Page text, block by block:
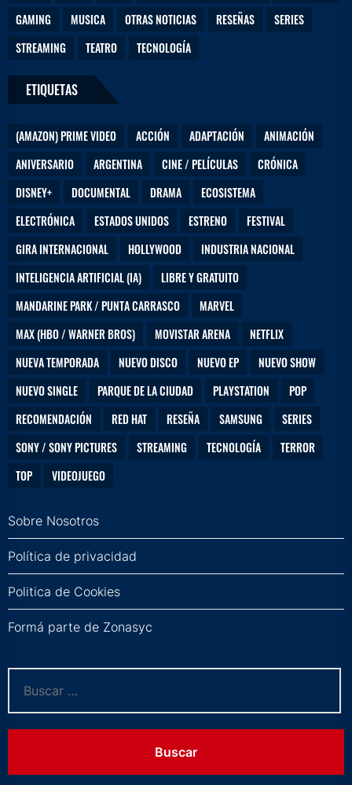
GAMING
MUSICA OTRAS NOTICIAS RESEÑAS
SERIES
STREAMING
TEATRO TECNOLOGÍA
ETIQUETAS
(AMAZON) PRIME VIDEO ACCIÓN ADAPTACIÓN
ANIMACIÓN
ANIVERSARIO
ARGENTINA CINE / PELÍCULAS
CRÓNICA
DISNEY+
DOCUMENTAL DRAMA
ECOSISTEMA
ELECTRÓNICA
ESTADOS UNIDOS ESTRENO
FESTIVAL
GIRA INTERNACIONAL
HOLLYWOOD
INDUSTRIA NACIONAL
INTELIGENCIA ARTIFICIAL (IA)
LIBRE Y GRATUITO
MANDARINE PARK / PUNTA CARRASCO
MARVEL
MAX (HBO / WARNER BROS)
MOVISTAR ARENA
NETFLIX
NUEVA TEMPORADA
NUEVO DISCO NUEVO EP
NUEVO SHOW
NUEVO SINGLE
PARQUE DE LA CIUDAD PLAYSTATION
POP
RECOMENDACIÓN
RED HAT RESEÑA SAMSUNG
SERIES
SONY / SONY PICTURES
STREAMING TECNOLOGÍA
TERROR
TOP
VIDEOJUEGO
Sobre Nosotros
Política de privacidad
Politica de Cookies
Formá parte de Zonasyc